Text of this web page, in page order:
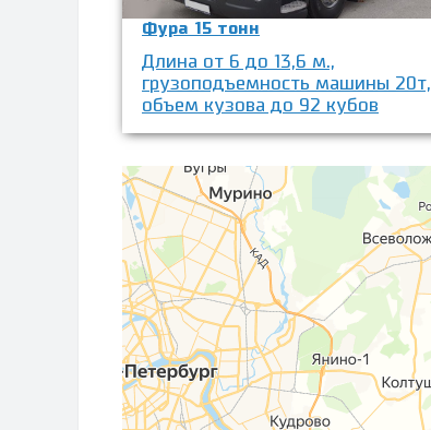
Фура 15 тонн
Длина от 6 до 13,6 м.,
грузоподъемность машины 20т,
объем кузова до 92 кубов